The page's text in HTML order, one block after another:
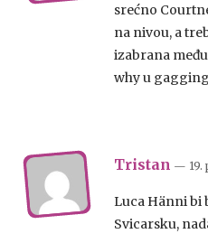
srećno
na nivou, a
izabrana
why u gagging
Tristan — 19.
Luca Hänni bi
Svicarsku,